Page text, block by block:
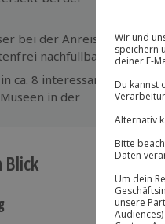
bei der Anreise
nachfüllbar)
ca. 8 interessante
in der
Blick